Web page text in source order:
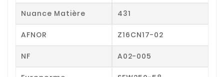
Nuance Matière 431
AFNOR Z16CN17-02
NF A02-005